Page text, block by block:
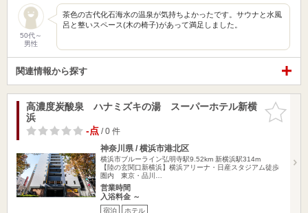
50代～
男性
茶色の古代化石海水の温泉が気持ちよかったです。サウナと水風
呂と整いスペース(木の椅子)があって満足しました。
関連情報から探す
お気に入
りに追加
高濃度炭酸泉 ハナミズキの湯 スーパーホテル新横
浜
-点/ 0 件
神奈川県 / 横浜市港北区
横浜市ブルーライン弘明寺駅9.52km 新横浜駅314m
【陸の玄関口新横浜】横浜アリーナ・日産スタジアム徒歩
圏内 東京・品川…
営業時間
入浴料金 ～
宿泊 ホテル